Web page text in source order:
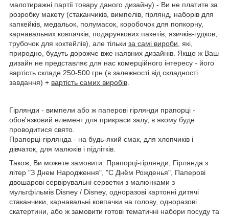
малотиражні партії товару даного дизайну) - Ви не платите за
розробку макету (стаканчиків, вимпелів, гірлянд, наборів для
капкейків, медальок, полумасок, коробочок для попкорну,
карнавальних ковпачків, подарункових пакетів, язичків-гудков,
трубочок для коктейлів), але тільки за самі вироби, які,
природно, будуть дорожче вже наявних дизайнів. Якщо ж Ваш
дизайн не представляє для нас комерційного інтересу - його
вартість складе 250-500 грн (в залежності від складності
завдання) + вартість самих виробів.
Гірлянди - вимпели або ж паперові гірлянди прапорці -
обов'язковий елемент для прикраси залу, в якому буде
проводитися свято.
Прапорці-гірлянда - на будь-який смак, для хлопчиків і
дівчаток, для малюків і підлітків.
Також, Ви можете замовити: Прапорці-гірлянди, Гірлянда з
літер "З Днем Народження", "С Днём Рожденья", Паперові
двошарові сервірувальні серветки з малюнками з
мультфільмів Disney / Disney, одноразові картонні дитячі
стаканчики, карнавальні ковпачки на голову, одноразові
скатертини, або ж замовити готові тематичні набори посуду та